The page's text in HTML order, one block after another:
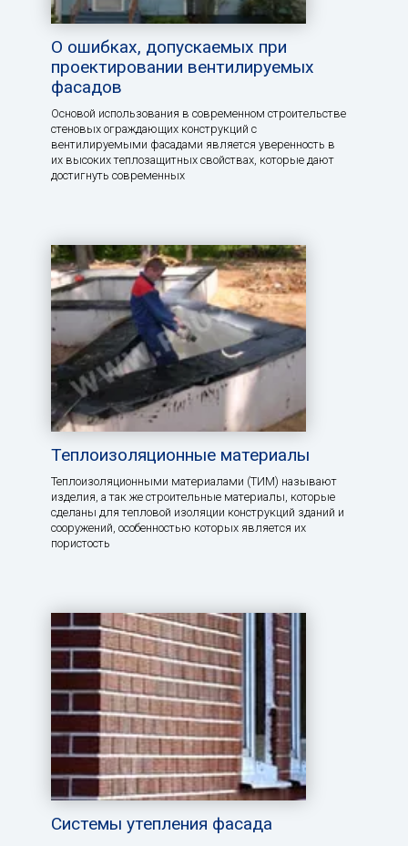
О ошибках, допускаемых при
проектировании вентилируемых
фасадов
Основой использования в современном строительстве
стеновых ограждающих конструкций с
вентилируемыми фасадами является уверенность в
их высоких теплозащитных свойствах, которые дают
достигнуть современных
Теплоизоляционные материалы
Теплоизоляционными материалами (ТИМ) называют
изделия, а так же строительные материалы, которые
сделаны для тепловой изоляции конструкций зданий и
сооружений, особенностью которых является их
пористость
Системы утепления фасада